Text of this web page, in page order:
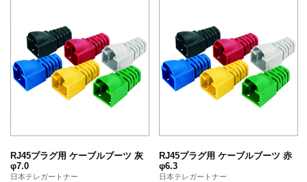
RJ45プラグ用 ケーブルブーツ 灰
φ7.0
日本テレガートナー
RJ45プラグ用 ケーブルブーツ 赤
φ6.3
日本テレガートナー